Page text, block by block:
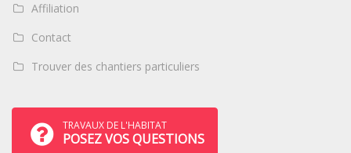
Affiliation
Contact
Trouver des chantiers particuliers
TRAVAUX DE L'HABITAT
POSEZ VOS QUESTIONS